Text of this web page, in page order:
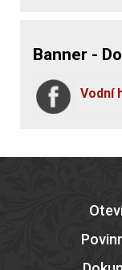
Banner -
Vodní